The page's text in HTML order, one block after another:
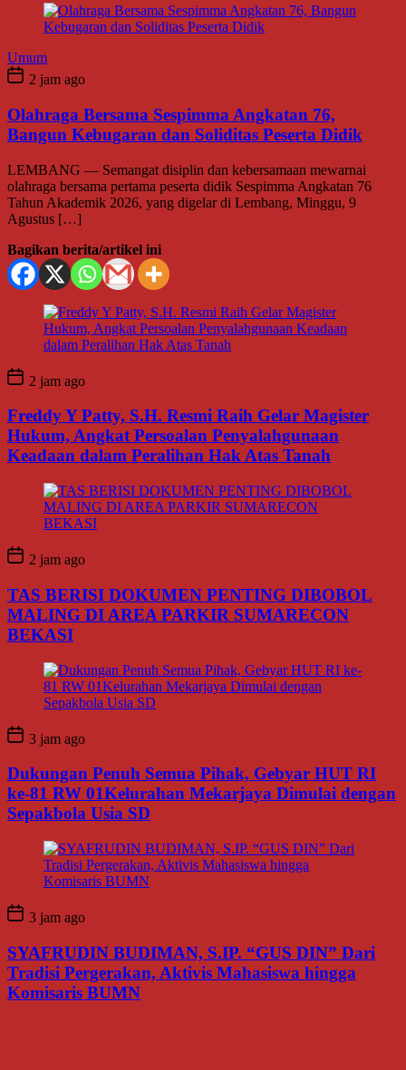
Umum
2 jam ago
Olahraga Bersama Sespimma Angkatan 76,
Bangun Kebugaran dan Soliditas Peserta Didik
LEMBANG — Semangat disiplin dan kebersamaan mewarnai
olahraga bersama pertama peserta didik Sespimma Angkatan 76
Tahun Akademik 2026, yang digelar di Lembang, Minggu, 9
Agustus […]
Bagikan berita/artikel ini
2 jam ago
Freddy Y Patty, S.H. Resmi Raih Gelar Magister
Hukum, Angkat Persoalan Penyalahgunaan
Keadaan dalam Peralihan Hak Atas Tanah
2 jam ago
TAS BERISI DOKUMEN PENTING DIBOBOL
MALING DI AREA PARKIR SUMARECON
BEKASI
3 jam ago
Dukungan Penuh Semua Pihak, Gebyar HUT RI
ke-81 RW 01Kelurahan Mekarjaya Dimulai dengan
Sepakbola Usia SD
3 jam ago
SYAFRUDIN BUDIMAN, S.IP. “GUS DIN” Dari
Tradisi Pergerakan, Aktivis Mahasiswa hingga
Komisaris BUMN